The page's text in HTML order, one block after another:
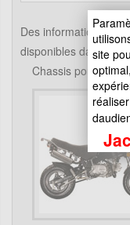
Des informations
disponibles dans le
Chassis pour PBR
site